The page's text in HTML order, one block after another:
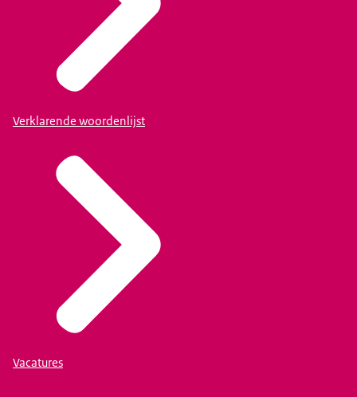
Verklarende woordenlijst
Vacatures